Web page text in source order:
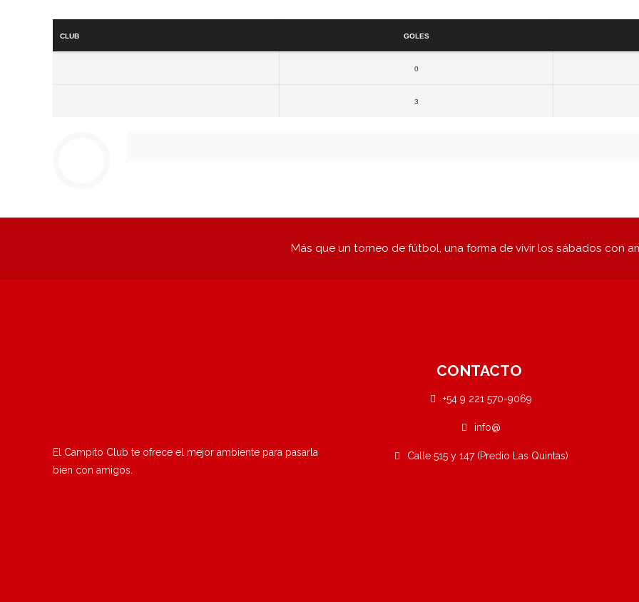
Club Goles
0
3
Más que un torneo de fútbol, una forma de vivir los sábados con
El Campito Club te ofrece el mejor ambiente para pasarla
bien con amigos.
CONTACTO
+54 9 221 570-9069
info@
Calle 515 y 147 (Predio Las Quintas)